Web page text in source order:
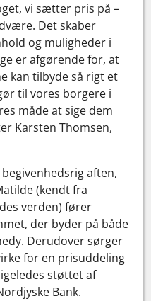
vi sætter pris på –
Det skaber
og muligheder i
er afgørende for, at
kan tilbyde så rigt et
til vores borgere i
måde at sige dem
Karsten Thomsen,
aften,
(kendt fra
verden) fører
der byder på både
Derudover sørger
for en prisuddeling
støttet af
Bank.